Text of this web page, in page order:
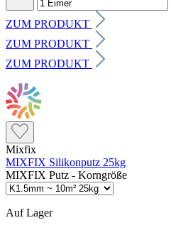
ZUM PRODUKT
ZUM PRODUKT
ZUM PRODUKT
Mixfix
MIXFIX Silikonputz 25kg
MIXFIX Putz - Korngröße
Auf Lager